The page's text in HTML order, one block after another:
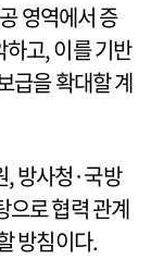
영역에서 증
고, 이를 기반
급을 확대할 계
, 방사청·국방
으로 협력 관계
방침이다.